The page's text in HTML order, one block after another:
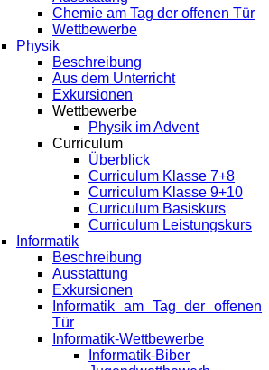
Chemie am Tag der offenen Tür
Wettbewerbe
Physik
Beschreibung
Aus dem Unterricht
Exkursionen
Wettbewerbe
Physik im Advent
Curriculum
Überblick
Curriculum Klasse 7+8
Curriculum Klasse 9+10
Curriculum Basiskurs
Curriculum Leistungskurs
Informatik
Beschreibung
Ausstattung
Exkursionen
Informatik am Tag der offenen
Tür
Informatik-Wettbewerbe
Informatik-Biber